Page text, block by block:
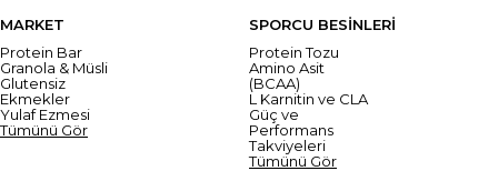
MARKET
Protein Bar
Granola & Müsli
Glutensiz
Ekmekler
Yulaf Ezmesi
Tümünü Gör
SPORCU BESİNLERİ
Protein Tozu
Amino Asit
(BCAA)
L Karnitin ve CLA
Güç ve
Performans
Takviyeleri
Tümünü Gör